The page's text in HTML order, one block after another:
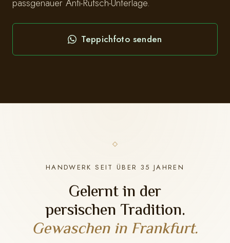
Teppichfoto senden
HANDWERK SEIT ÜBER 35 JAHREN
Gelernt in der
persischen Tradition.
Gewaschen in Frankfurt.